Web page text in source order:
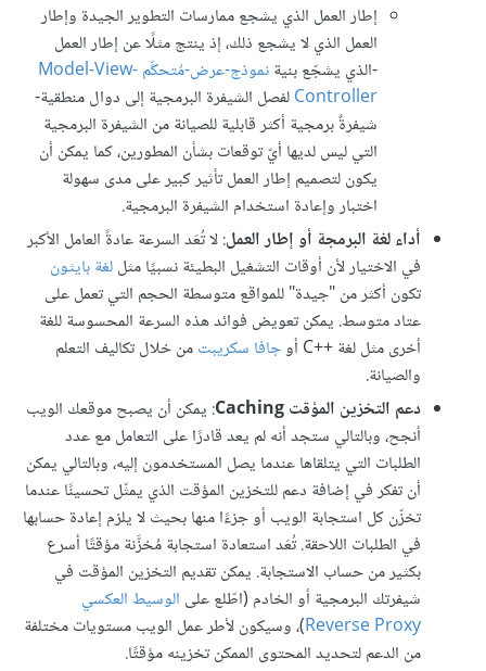
إطار العمل الذي يشجع ممارسات التطوير الجيدة وإطار
العمل الذي لا يشجع ذلك، إذ ينتج مثلًا عن إطار العمل
-الذي يشجّع بنية
نموذج-عرض-مُتحكِّم Model-View-
Controllerلفصل الشيفرة البرمجية إلى دوال منطقية-
شيفرةٌ برمجية أكثر قابلية للصيانة من الشيفرة البرمجية
التي ليس لديها أيّ توقعات بشأن المطورين، كما يمكن أن
يكون لتصميم إطار العمل تأثير كبير على مدى سهولة
اختبار وإعادة استخدام الشيفرة البرمجية.
أداء لغة البرمجة أو إطار العمل: لا تُعَد السرعة عادةً العامل الأكبر
في الاختيار لأن أوقات التشغيل البطيئة نسبيًا مثللغة بايثون
تكون أكثر من "جيدة" للمواقع متوسطة الحجم التي تعمل على
عتاد متوسط. يمكن تعويض فوائد هذه السرعة المحسوسة للغة
أخرى مثل لغة C++‎ أو
جافا سكريبتمن خلال تكاليف التعلم
والصيانة.
دعم التخزين المؤقت Caching
: يمكن أن يصبح موقعك الويب
أنجح، وبالتالي ستجد أنه لم يعد قادرًا على التعامل مع عدد
الطلبات التي يتلقاها عندما يصل المستخدمون إليه، وبالتالي يمكن
أن تفكر في إضافة دعم للتخزين المؤقت الذي يمثّل تحسينًا عندما
تخزّن كل استجابة الويب أو جزءًا منها بحيث لا يلزم إعادة حسابها
في الطلبات اللاحقة. تُعَد استعادة استجابة مُخزَّنة مؤقتًا أسرع
بكثير من حساب الاستجابة. يمكن تقديم التخزين المؤقت في
شيفرتك البرمجية أو الخادم (اطّلع على الوسيط العكسي
Reverse Proxy)، وسيكون لأطر عمل الويب مستويات مختلفة
من الدعم لتحديد المحتوى الممكن تخزينه مؤقتًا.